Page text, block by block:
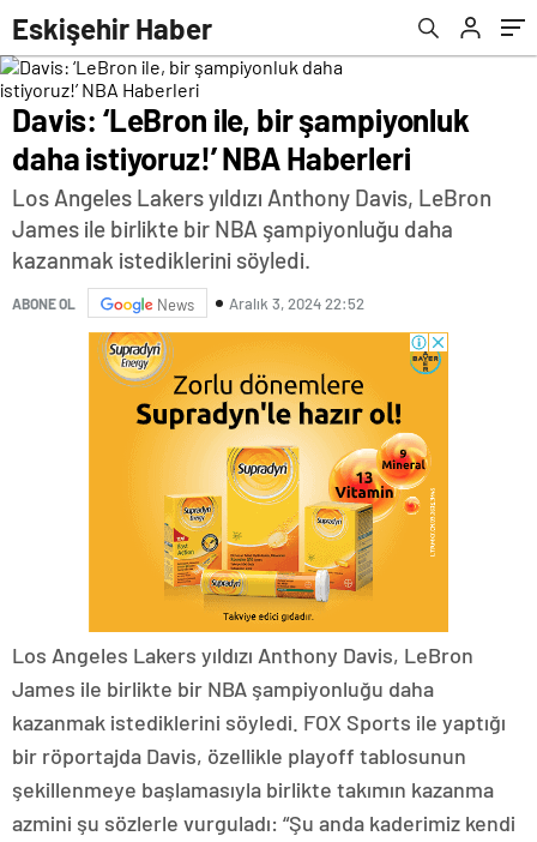
Eskişehir Haber
Davis: ‘LeBron ile, bir şampiyonluk
daha istiyoruz!’ NBA Haberleri
Los Angeles Lakers yıldızı Anthony Davis, LeBron
James ile birlikte bir NBA şampiyonluğu daha
kazanmak istediklerini söyledi.
ABONE OL News Aralık 3, 2024 22:52
Los Angeles Lakers yıldızı Anthony Davis, LeBron
James ile birlikte bir NBA şampiyonluğu daha
kazanmak istediklerini söyledi. FOX Sports ile yaptığı
bir röportajda Davis, özellikle playoff tablosunun
şekillenmeye başlamasıyla birlikte takımın kazanma
azmini şu sözlerle vurguladı: “Şu anda kaderimiz kendi